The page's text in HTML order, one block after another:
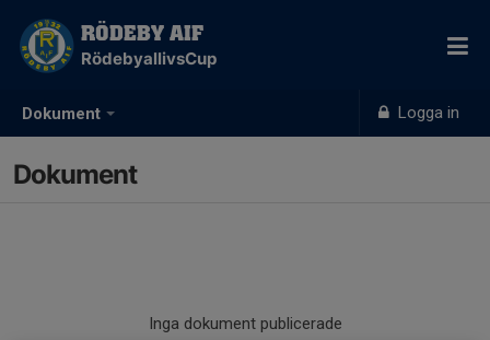
Dokument Logga in
RÖDEBY AIF
RödebyallivsCup
Dokument
Inga dokument publicerade